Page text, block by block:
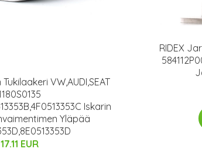
VW,AUDI,SEAT
Iskarin
Yläpää
17.11 EUR
RIDEX